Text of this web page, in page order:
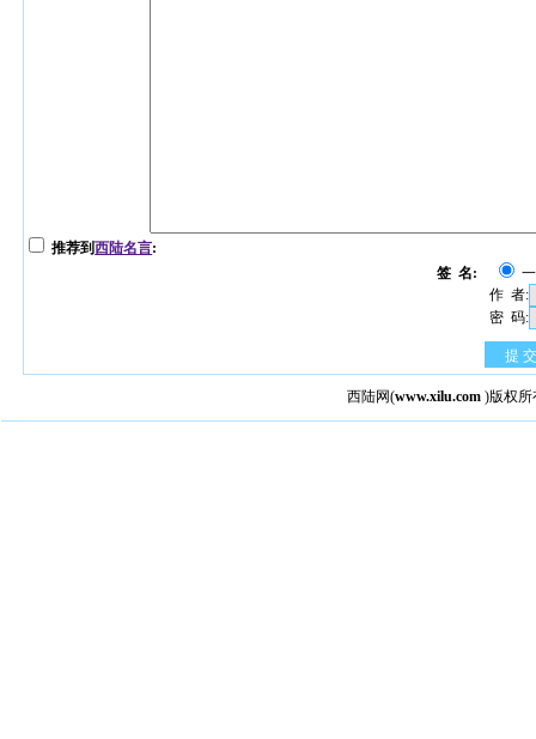
推荐到西陆名言:
签 名:
作 者:
密 码:
提 交
西陆网(www.xilu.com )版权